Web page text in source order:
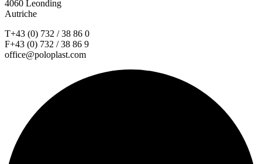
4060 Leonding
Autriche
T+43 (0) 732 / 38 86 0
F+43 (0) 732 / 38 86 9
office@poloplast.com